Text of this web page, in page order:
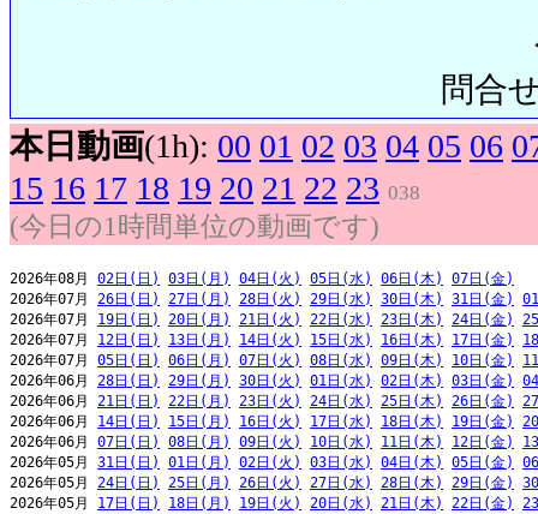
問合
本日動画(1h): 00 01 02 03 04 05 06
15 16 17 18 19 20 21 22 23 038
(今日の1時間単位の動画です)
2026年08月 02日(日) 03日(月) 04日(火) 05日(水) 06日(木)
07日(金)
2026年07月 26日(日) 27日(月) 28日(火) 29日(水) 30日(木) 31日(金)
2026年07月 19日(日) 20日(月) 21日(火) 22日(水) 23日(木) 24日(金)
2026年07月 12日(日) 13日(月) 14日(火) 15日(水) 16日(木) 17日(金)
2026年07月 05日(日) 06日(月) 07日(火) 08日(水) 09日(木) 10日(金)
2026年06月 28日(日) 29日(月) 30日(火) 01日(水) 02日(木) 03日(金)
2026年06月 21日(日) 22日(月) 23日(火) 24日(水) 25日(木) 26日(金)
2026年06月 14日(日) 15日(月) 16日(火) 17日(水) 18日(木) 19日(金)
2026年06月 07日(日) 08日(月) 09日(火) 10日(水) 11日(木) 12日(金)
2026年05月 31日(日) 01日(月) 02日(火) 03日(水) 04日(木) 05日(金)
2026年05月 24日(日) 25日(月) 26日(火) 27日(水) 28日(木) 29日(金)
2026年05月 17日(日) 18日(月) 19日(火) 20日(水) 21日(木) 22日(金)